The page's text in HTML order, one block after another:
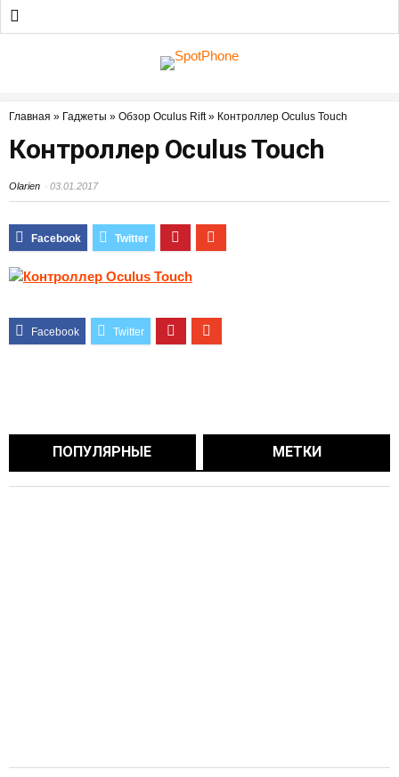
Главная » Гаджеты » Обзор Oculus Rift» Контроллер Oculus Touch
Контроллер Oculus Touch
Olarien 03.01.2017
ПОПУЛЯРНЫЕ МЕТКИ